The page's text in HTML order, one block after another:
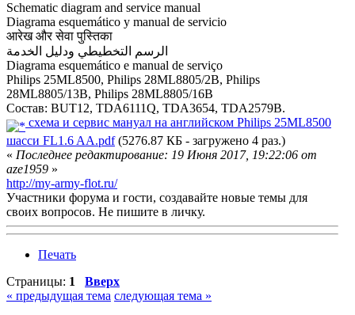
Schematic diagram and service manual
Diagrama esquemático y manual de servicio
आरेख और सेवा पुस्तिका
الرسم التخطيطي ودليل الخدمة
Diagrama esquemático e manual de serviço
Philips 25ML8500, Philips 28ML8805/2B, Philips
28ML8805/13B, Philips 28ML8805/16B
Состав: BUT12, TDA6111Q, TDA3654, TDA2579B.
схема и сервис мануал на английском Philips 25ML8500
шасси FL1.6 AA.pdf(5276.87 КБ - загружено 4 раз.)
« Последнее редактирование: 19 Июня 2017, 19:22:06 от
aze1959 »
http://my-army-flot.ru/
Участники форума и гости, создавайте новые темы для
своих вопросов. Не пишите в личку.
Печать
Страницы: 1
Вверх
« предыдущая тема следующая тема »